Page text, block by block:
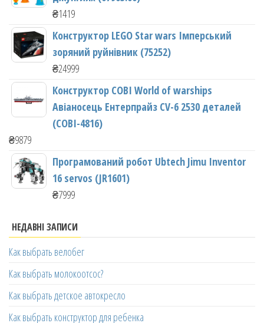
₴1419
Конструктор LEGO Star wars Імперський
зоряний руйнівник (75252)
₴24999
Конструктор COBI World of warships
Авіаносець Ентерпрайз CV-6 2530 деталей
(COBI-4816)
₴9879
Програмований робот Ubtech Jimu Inventor
16 servos (JR1601)
₴7999
НЕДАВНІ ЗАПИСИ
Как выбрать велобег
Как выбрать молокоотсос?
Как выбрать детское автокресло
Как выбрать конструктор для ребенка